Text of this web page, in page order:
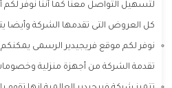
لتسهيل التواصل معنا كما أننا نوفر لكم
كل العروض التى تقدمها الشركة وأيضا
نوفر لكم موقع فريجيدير الرسمى
تقدمة الشركة من أجهزة منزلية